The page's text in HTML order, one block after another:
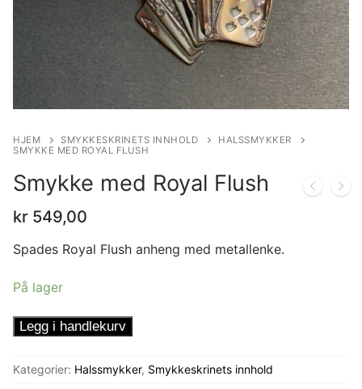
HJEM SMYKKESKRINETS INNHOLD
HALSSMYKKER
SMYKKE MED ROYAL FLUSH
Smykke med Royal Flush
kr 549,00
Spades Royal Flush anheng med metallenke.
På lager
Smykke
Royal
Legg i handlekurv
Kategorier: Halssmykker, Smykkeskrinets innhold